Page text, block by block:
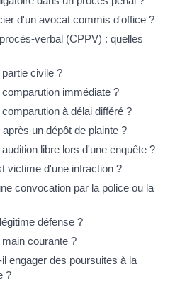
d'un avocat commis d'office ?
verbal (CPPV) : quelles
civile ?
immédiate ?
à délai différé ?
un dépôt de plainte ?
libre lors d'une enquête ?
victime d'une infraction ?
convocation par la police ou la
défense ?
courante ?
engager des poursuites à la
?